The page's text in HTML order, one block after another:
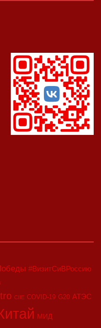
#ВизитСиВРоссию
CIIE COVID-19 G20 АТЭС
МИД